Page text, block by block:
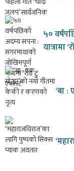
५०
यात्रामा
‘बा